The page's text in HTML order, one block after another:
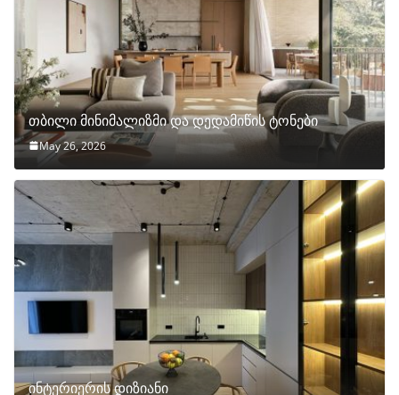
თბილი მინიმალიზმი და დედამიწის ტონები
May 26, 2026
ინტერიერის დიზიანი